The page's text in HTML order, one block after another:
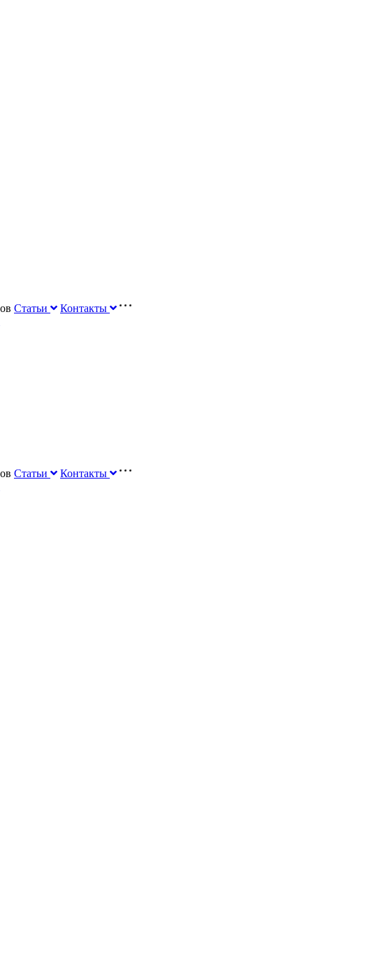
Статьи Контакты
Статьи Контакты